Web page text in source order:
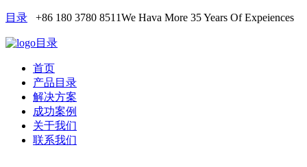
目录 +86 180 3780 8511We Hava More 35 Years Of Expeiences
目录
首页
产品目录
解决方案
成功案例
关于我们
联系我们